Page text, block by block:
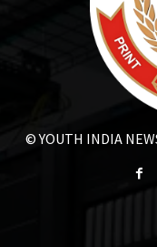
© YOUTH INDIA